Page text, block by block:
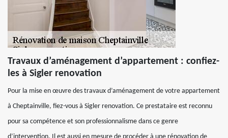
Travaux d’aménagement d’appartement : confiez-
les à Sigler renovation
Pour la mise en œuvre des travaux d’aménagement de votre appartement
à Cheptainville, fiez-vous à Sigler renovation. Ce prestataire est reconnu
pour sa compétence et son professionnalisme dans ce genre